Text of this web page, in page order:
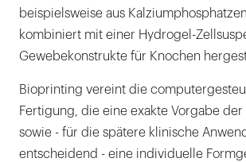
beispielsweise aus
kombiniert mit einer Hydrogel-
Gewebekonstrukte für Knochen
Bioprinting vereint die
Fertigung, die eine exakte Vorgabe der
sowie - für die spätere klinische
entscheidend - eine individuelle